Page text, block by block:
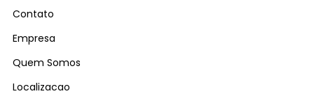
Contato
Empresa
Quem Somos
Localizacao